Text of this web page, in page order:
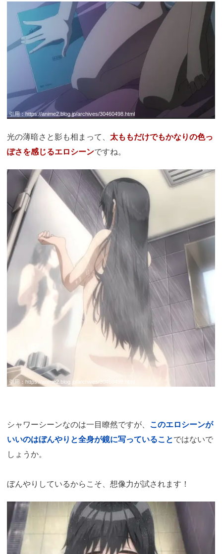
引用： https://anime2.blog.jp/archives/30460498.html
光の薄暗さと影も相まって、 太ももだけでもかなりの色っ
ぽさを感じるエロシーンですね。
引用： https://anime2.blog.jp/archives/30460498.html
シャワーシーンなのは一目瞭然ですが、 このエロシーンが
いいのはぼんやりと全身が鏡に写っていることではないで
しょうか。
ぼんやりしているからこそ、想像力が試されます！